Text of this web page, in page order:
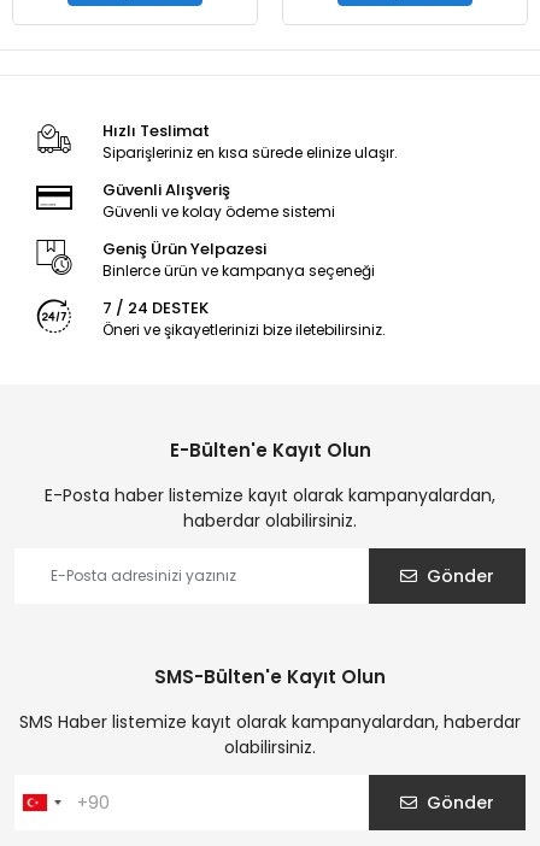
Hızlı Teslimat
Siparişleriniz en kısa sürede elinize ulaşır.
Güvenli Alışveriş
Güvenli ve kolay ödeme sistemi
Geniş Ürün Yelpazesi
Binlerce ürün ve kampanya seçeneği
7 / 24 DESTEK
Öneri ve şikayetlerinizi bize iletebilirsiniz.
E-Bülten'e Kayıt Olun
E-Posta haber listemize kayıt olarak kampanyalardan,
haberdar olabilirsiniz.
Gönder
SMS-Bülten'e Kayıt Olun
SMS Haber listemize kayıt olarak kampanyalardan, haberdar
olabilirsiniz.
Gönder